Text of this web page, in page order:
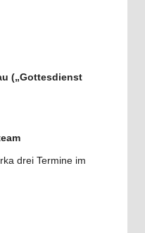
(„Gottesdienst
drei Termine im